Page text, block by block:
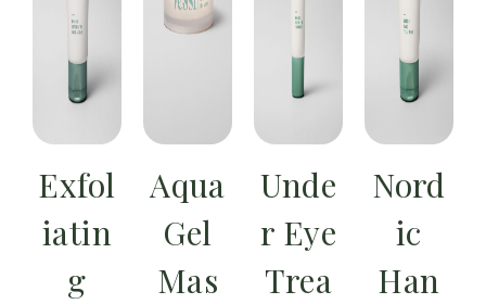
Exfol
iatin
g
Aqua
Gel
Mas
Unde
r Eye
Trea
Nord
ic
Han